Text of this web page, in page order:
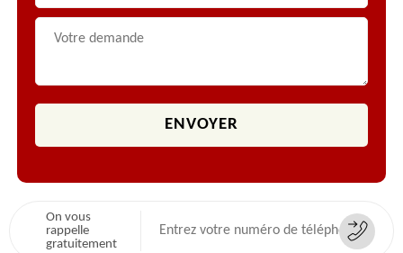
On vous
rappelle
gratuitement